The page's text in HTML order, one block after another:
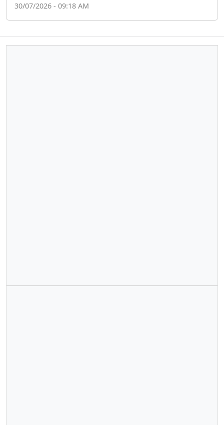
30/07/2026 - 09:18 AM